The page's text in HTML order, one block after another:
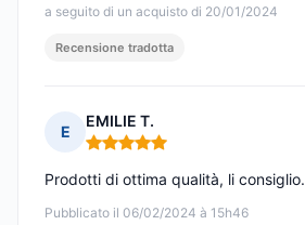
a seguito di un acquisto di 20/01/2024
Recensione tradotta
E
EMILIE T.
Nota: 5 su 5
Pubblicato il 06/02/2024 à 15h46
Prodotti di ottima qualità, li consiglio.